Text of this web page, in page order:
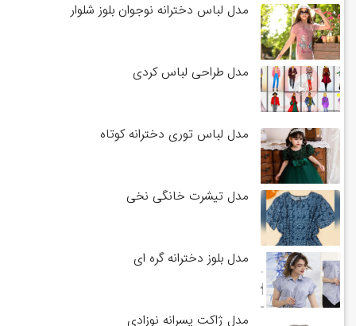
مدل لباس دخترانه نوجوان بلوز شلوار
مدل طراحی لباس کردی
مدل لباس توری دخترانه کوتاه
مدل تیشرت خانگی نخی
مدل بلوز دخترانه گره ای
مدل ژاکت پسرانه نوزادی